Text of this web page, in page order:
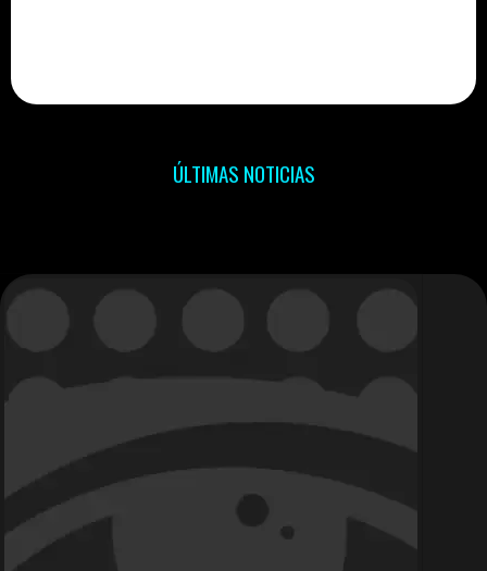
ÚLTIMAS NOTICIAS